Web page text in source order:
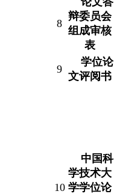
8
辩委员会
组成审核
表
9
学位论
文评阅书
10
中国科
学技术大
学学位论